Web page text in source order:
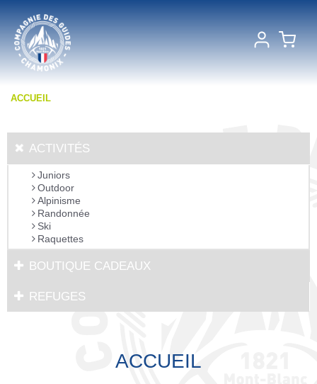
ACCUEIL
ACTIVITÉS
Juniors
Outdoor
Alpinisme
Randonnée
Ski
Raquettes
BOUTIQUE CADEAUX
REFUGES
ACCUEIL